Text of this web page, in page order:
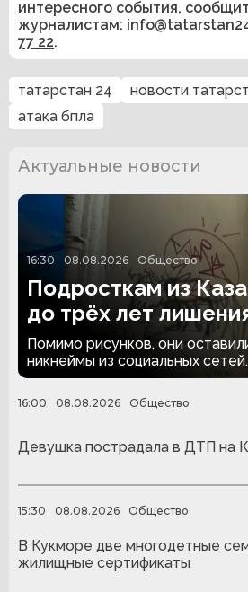
интересного события,
журналистам:
77 22.
татарстан 24 новости
атака бпла
Актуальные новости
16:30 08.08.2026 Общество
Подросткам из
до трёх лет
за граффити
Помимо рисунков, они
никнеймы из социальных сетей.
16:00 08.08.2026 Общество
Девушка пострадала в ДТП на
15:30 08.08.2026 Общество
В Кукморе две многодетные
жилищные сертификаты